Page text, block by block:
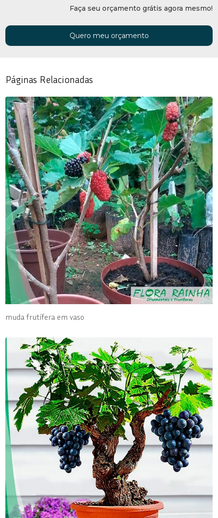
Faça seu orçamento grátis agora mesmo!
Quero meu orçamento
Páginas Relacionadas
muda frutífera em vaso